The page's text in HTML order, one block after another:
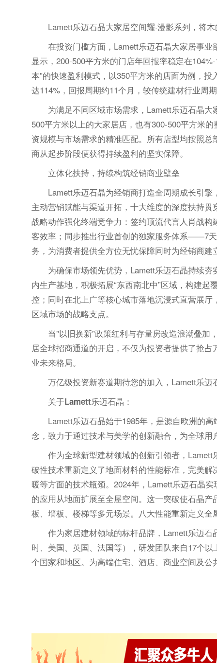
Lamett乐迈石晶大家居空间耀·漫影系列，将
在投资门槛方面，Lamett乐迈石晶大家居事
显示，200-500平方米的门店年回报率稳定在
本”的快速盈利模式，以350平方米的店面为例，
达114%，回报周期约11个月，较传统建材行业周
为满足不同区域市场需求，Lamett乐迈石晶
500平方米以上的大家居店，也有300-500平方米
资规模与市场需求的精准匹配。所有店型均按照
商从起步阶段便获得持续盈利的坚实保障。
立体化扶持，持续构筑经销商业壁垒
Lamett乐迈石晶为经销商打造全周期成长引
主动营销赋能与渠道开拓，十大维度的深度扶持
战略动作强化终端竞争力：签约顶流代言人肖战
客效率；同步推出行业首创的独家服务体系——7
务，为消费者提供全方位无忧保障同时为经销商建
为确保市场领先优势，Lamett乐迈石晶持续
内生产基地，积极拓展“东西南北中”区域，构建
控；同时在北上广等核心城市落地沉浸式直营展
区域市场的战略支点。
当"以旧换新"政策红利与存量房改造浪潮叠加
居全球招商通道的开启，不仅为投资者提供了抢
业未来格局。
万亿级投资新赛道期待您的加入，Lamett乐
关于Lamett乐迈石晶：
Lamett乐迈石晶始于1985年，是源自欧洲的
念，致力于通过技术与美学的创新融合，为全球
作为全球新型建材领域的创新引领者，
破性技术重新定义了地面材料的性能标准，完美
暖等方面的技术瓶颈。2024年，Lamett乐迈石晶
的应用从地面扩展至全屋空间。这一突破使石晶
板、墙板、楼梯等多元场景。八大性能重新定义
作为家居建材领域的标杆品牌，Lamett乐迈
时、美国、英国、法国等），研发团队来自17个
个国家和地区。为高端住宅、酒店、商业空间及